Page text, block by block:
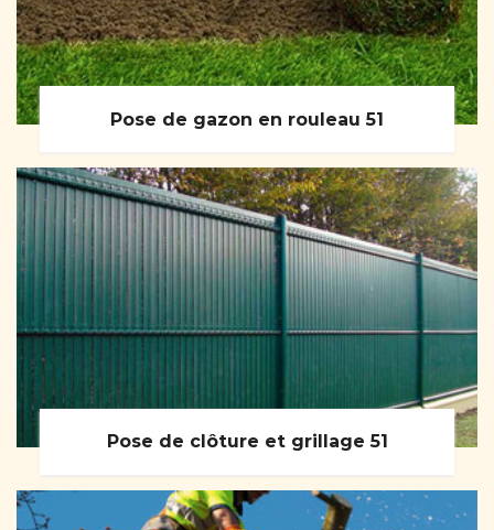
Pose de gazon en rouleau 51
Pose de clôture et grillage 51